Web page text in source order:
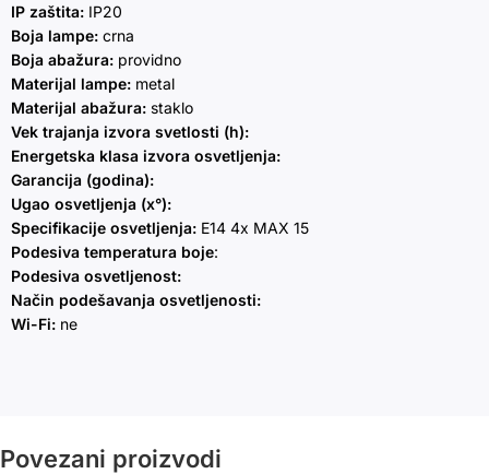
IP zaštita: IP20
Boja lampe: crna
Boja abažura: providno
Materijal lampe: metal
Materijal abažura: staklo
Vek trajanja izvora svetlosti (h):
Energetska klasa izvora osvetljenja:
Garancija (godina):
Ugao osvetljenja (x°):
Specifikacije osvetljenja: E14 4x MAX 15
Podesiva temperatura boje:
Podesiva osvetljenost:
Način podešavanja osvetljenosti:
Wi-Fi: ne
Povezani proizvodi